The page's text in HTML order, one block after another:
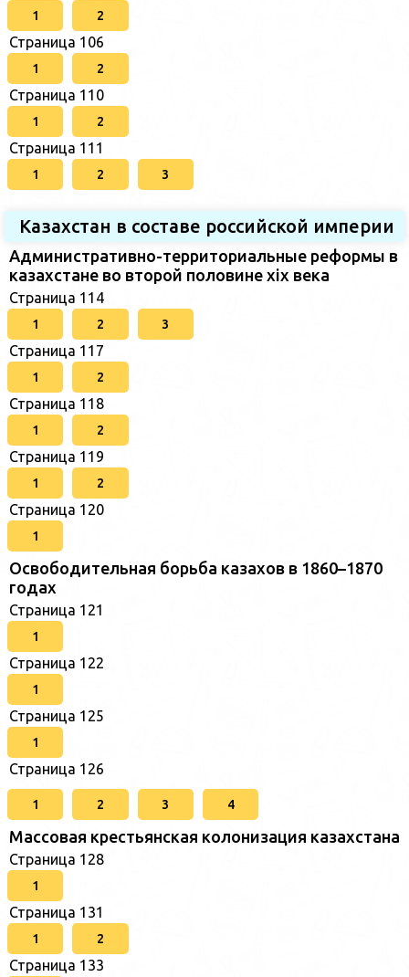
1 2
Страница 106
1 2
Страница 110
1 2
Страница 111
1 2 3
Казахстан в составе российской империи
Административно-территориальные реформы в
казахстане во второй половине xix века
Страница 114
1 2 3
Страница 117
1 2
Страница 118
1 2
Страница 119
1 2
Страница 120
1
Освободительная борьба казахов в 1860–1870
годах
Страница 121
1
Страница 122
1
Страница 125
1
Страница 126
1 2 3 4
Массовая крестьянская колонизация казахстана
Страница 128
1
Страница 131
1 2
Страница 133